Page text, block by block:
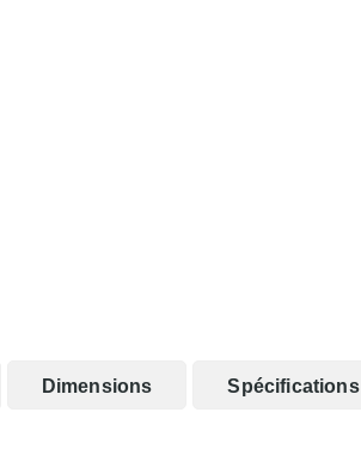
Dimensions Spécifications